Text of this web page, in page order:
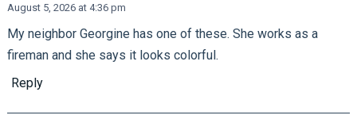
August 5, 2026 at 4:36 pm
My neighbor Georgine has one of these. She works as a
fireman and she says it looks colorful.
Reply